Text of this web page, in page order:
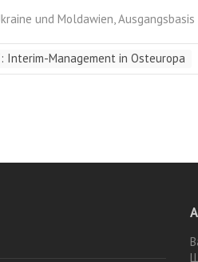
und Moldawien,
Interim-Management in Osteuropa